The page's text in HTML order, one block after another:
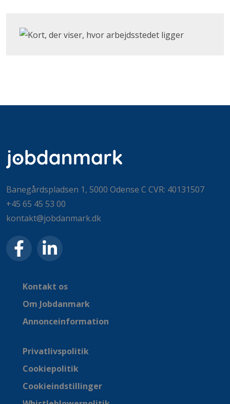
Klik for at åbne Google Maps og se, hvor
Banegårdspladsen 1, 5000 Odense C CVR: 40131507
+45 65 45 53 00
kontakt@jobdanmark.dk
Kontakt os
Om Jobdanmark
Annonceinformation
Privatlivspolitik
Cookiepolitik
Cookieindstillinger